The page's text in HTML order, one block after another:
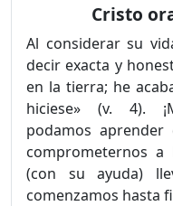
Cristo
Al considerar su
decir exacta y
en la tierra; he
hiciese» (v. 4).
podamos
comprometernos
(con su ayuda)
comenzamos hasta